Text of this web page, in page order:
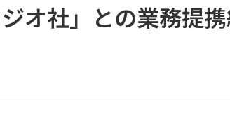
オ社」との業務提